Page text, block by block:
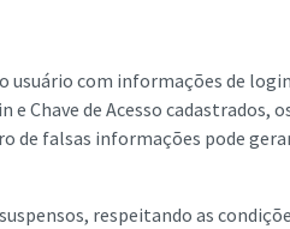
usuário com informações de
Chave de Acesso cadastrados,
de falsas informações pode
respeitando as